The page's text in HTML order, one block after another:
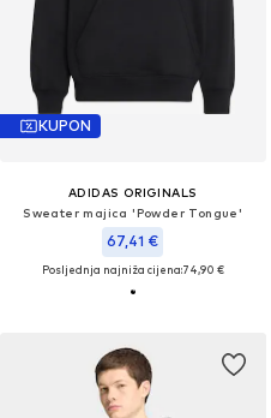
KUPON
ADIDAS ORIGINALS
Sweater majica 'Powder Tongue'
67,41 €
Posljednja najniža cijena:74,90 €